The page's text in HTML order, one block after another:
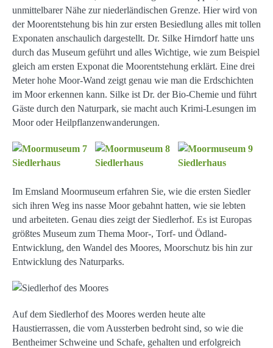
unmittelbarer Nähe zur niederländischen Grenze. Hier wird von
der Moorentstehung bis hin zur ersten Besiedlung alles mit tollen
Exponaten anschaulich dargestellt. Dr. Silke Hirndorf hatte uns
durch das Museum geführt und alles Wichtige, wie zum Beispiel
gleich am ersten Exponat die Moorentstehung erklärt. Eine drei
Meter hohe Moor-Wand zeigt genau wie man die Erdschichten
im Moor erkennen kann. Silke ist Dr. der Bio-Chemie und führt
Gäste durch den Naturpark, sie macht auch Krimi-Lesungen im
Moor oder Heilpflanzenwanderungen.
Im Emsland Moormuseum erfahren Sie, wie die ersten Siedler
sich ihren Weg ins nasse Moor gebahnt hatten, wie sie lebten
und arbeiteten. Genau dies zeigt der Siedlerhof. Es ist Europas
größtes Museum zum Thema Moor-, Torf- und Ödland-
Entwicklung, den Wandel des Moores, Moorschutz bis hin zur
Entwicklung des Naturparks.
Auf dem Siedlerhof des Moores werden heute alte
Haustierrassen, die vom Aussterben bedroht sind, so wie die
Bentheimer Schweine und Schafe, gehalten und erfolgreich